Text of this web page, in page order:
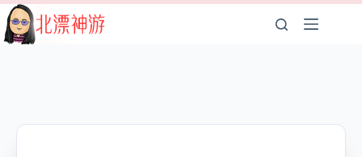
跳
至
内